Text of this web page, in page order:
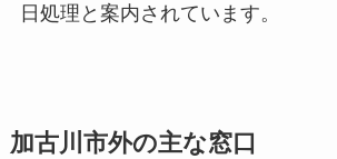
日処理と案内されています。
加古川市外の主な窓口